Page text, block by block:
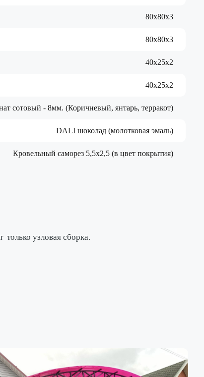
80х80х3
80х80х3
40х25х2
40х25х2
сотовый - 8мм. (Коричневый, янтарь, терракот)
DALI шоколад (молотковая эмаль)
Кровельный саморез 5,5х2,5 (в цвет покрытия)
только узловая сборка.